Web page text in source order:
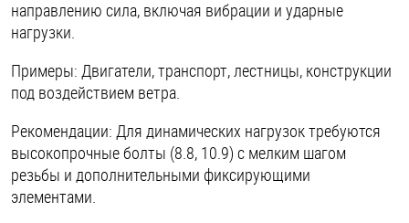
направлению сила, включая вибрации и ударные
нагрузки.
Примеры: Двигатели, транспорт, лестницы, конструкции
под воздействием ветра.
Рекомендации: Для динамических нагрузок требуются
высокопрочные болты (8.8, 10.9) с мелким шагом
резьбы и дополнительными фиксирующими
элементами.